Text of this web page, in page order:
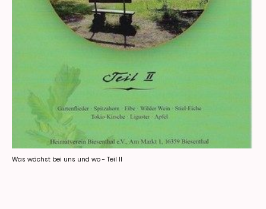
Was wächst bei uns und wo - Teil II